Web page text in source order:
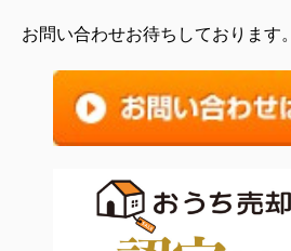
お問い合わせお待ちしております。